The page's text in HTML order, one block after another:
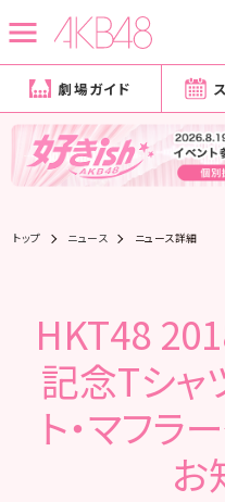
劇場ガイド
トップ ニュース ニュース詳細
HKT48
記念Tシャ
ト・マフラ
お